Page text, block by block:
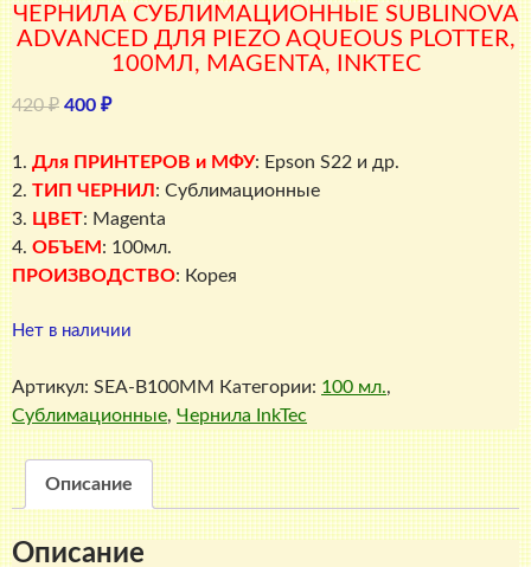
ЧЕРНИЛА СУБЛИМАЦИОННЫЕ SUBLINOVA
ADVANCED ДЛЯ PIEZO AQUEOUS PLOTTER,
100МЛ, MAGENTA, INKTEC
420₽ Первоначальная
составляла
420 ₽.
400 ₽Текущая
400 ₽.
1. Для ПРИНТЕРОВ и МФУ: Epson S22 и др.
2. ТИП ЧЕРНИЛ : Сублимационные
3. ЦВЕТ: Magenta
4. ОБЪЕМ : 100мл.
ПРОИЗВОДСТВО: Корея
Нет в наличии
Артикул: SEA-B100MM Категории: 100 мл.,
Сублимационные, Чернила InkTec
Описание
Описание